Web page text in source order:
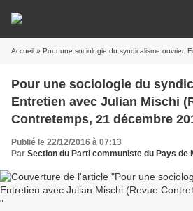
Accueil » Pour une sociologie du syndicalisme ouvrier. Entretien avec Julian
Pour une sociologie du
Entretien avec Julian Mischi
Contretemps, 21 décembre
Publié le 22/12/2016 à 07:13
Par Section du Parti communiste du Pays de